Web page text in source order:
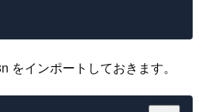
をインポートしておきます。